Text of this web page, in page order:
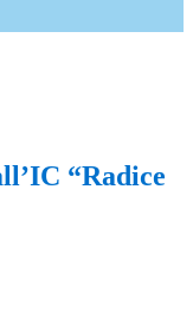
“Radice